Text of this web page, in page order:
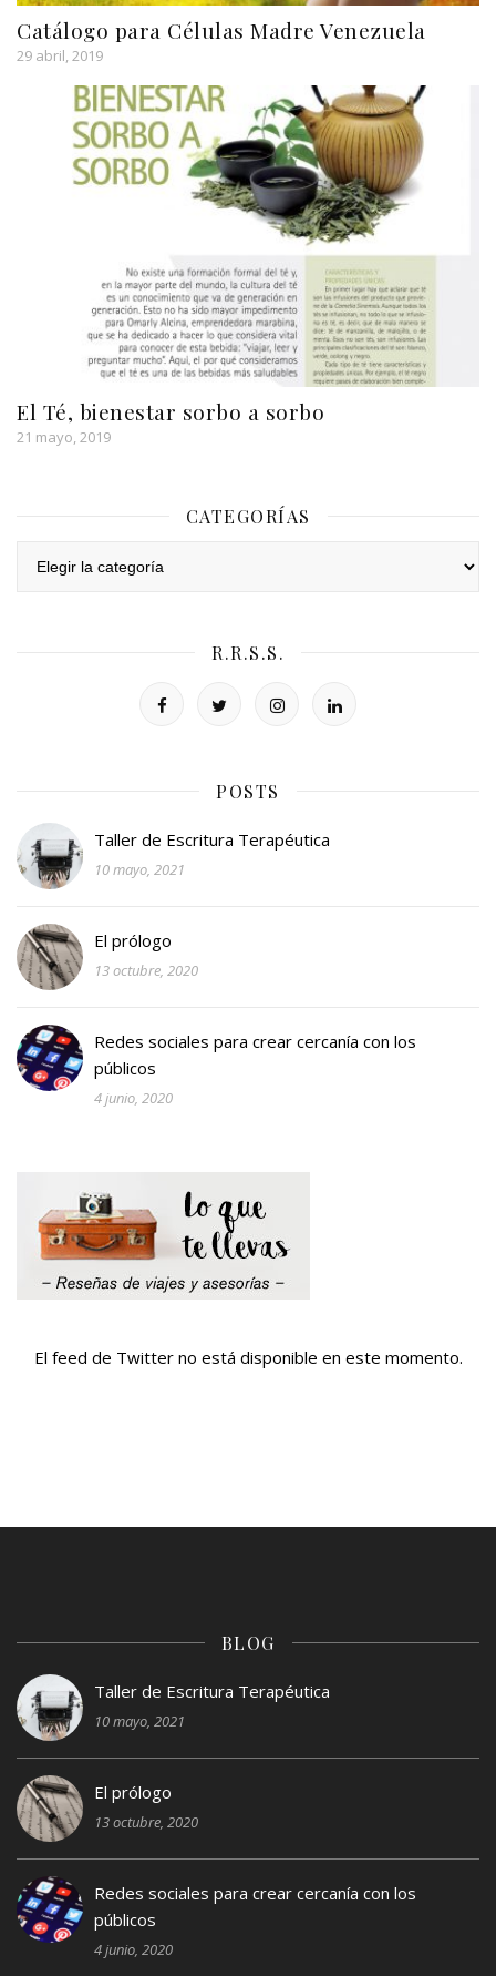
Catálogo para Células Madre Venezuela
29 abril, 2019
El Té, bienestar sorbo a sorbo
21 mayo, 2019
CATEGORÍAS
R.R.S.S.
POSTS
Taller de Escritura Terapéutica
10 mayo, 2021
El prólogo
13 octubre, 2020
Redes sociales para crear cercanía con los
públicos
4 junio, 2020
El feed de Twitter no está disponible en este momento.
BLOG
Taller de Escritura Terapéutica
10 mayo, 2021
El prólogo
13 octubre, 2020
Redes sociales para crear cercanía con los
públicos
4 junio, 2020